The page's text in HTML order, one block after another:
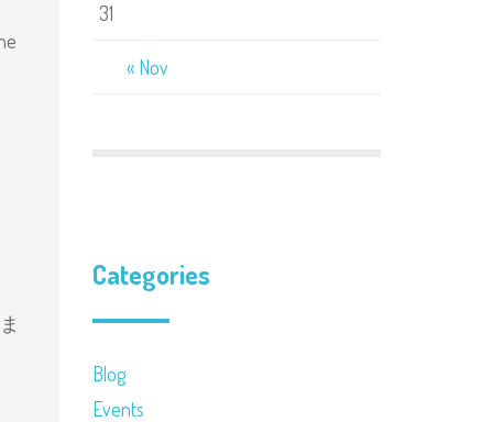
« Nov
31
Categories
Blog
Events